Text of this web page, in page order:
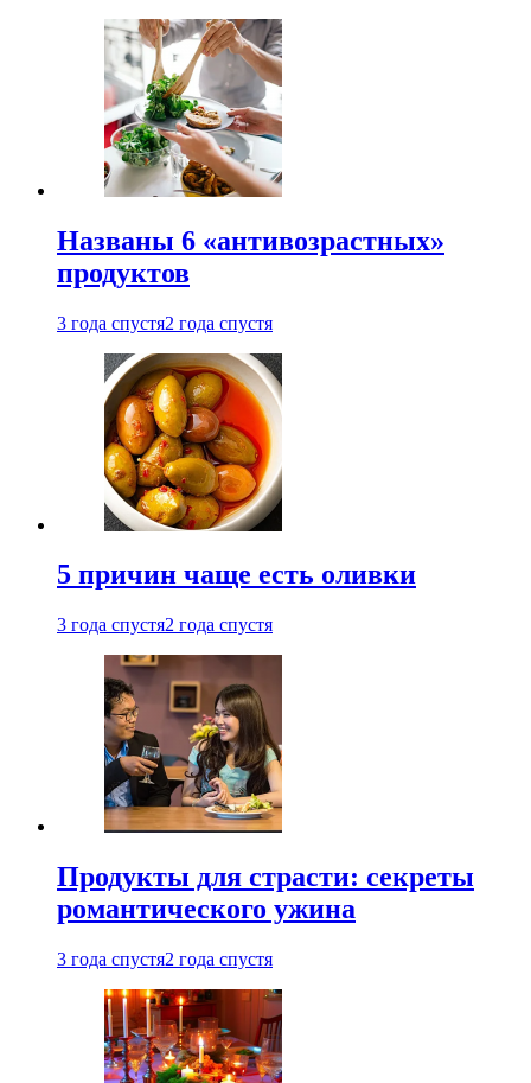
Названы 6 «антивозрастных»
продуктов
3 года спустя2 года спустя
5 причин чаще есть оливки
3 года спустя2 года спустя
Продукты для страсти: секреты
романтического ужина
3 года спустя2 года спустя